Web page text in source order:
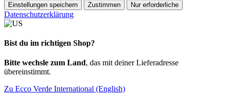
Einstellungen speichern Zustimmen Nur erforderliche
Datenschutzerklärung
Bist du im richtigen Shop?
Bitte wechsle zum Land, das mit deiner Lieferadresse
übereinstimmt.
Zu Ecco Verde International (English)